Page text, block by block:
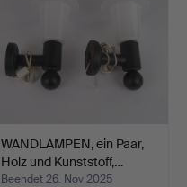
WANDLAMPEN, ein Paar,
Holz und Kunststoff,…
Beendet 26. Nov 2025